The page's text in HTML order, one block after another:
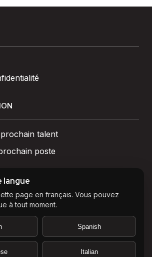
talent
poste
langue
page en français. Vous pouvez
à tout moment.
Spanish
Italian